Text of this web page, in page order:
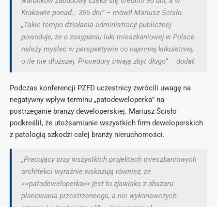
Krakowie ponad… 365 dni” – mówił Mariusz Ścisło.
„Takie tempo działania administracji publicznej
powoduje, że o zasypaniu luki mieszkaniowej w Polsce
należy myśleć w perspektywie co najmniej kilkuletniej,
o ile nie dłuższej. Procedury trwają zbyt długo” – dodał.
Podczas konferencji PZFD uczestnicy zwrócili uwagę na
negatywny wpływ terminu „patodeweloperka” na
postrzeganie branży deweloperskiej. Mariusz Ścisło
podkreślił, że utożsamianie wszystkich firm deweloperskich
z patologią szkodzi całej branży nieruchomości.
„Pracujący przy wszystkich projektach mieszkaniowych
architekci wyraźnie wskazują również, że
>>patodeweloperka<< jest to zjawisko z obszaru
planowania przestrzennego, a nie wykonawczych